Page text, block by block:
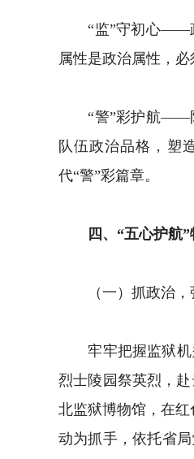
“监”守初心——政
属性是政治属性，
“警”彩护航——队
队伍政治品格，塑
代“警”彩篇章。
四、“五心护航”
（一）抓政治，
牢牢把握监狱机关
烈士陵园祭英烈，
北监狱博物馆，在
动为抓手，依托省